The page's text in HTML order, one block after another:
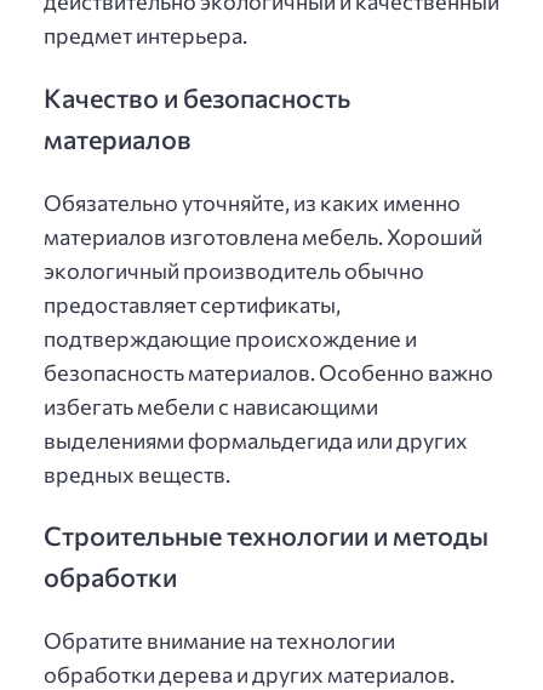
предмет интерьера.
Качество и безопасность
материалов
Обязательно уточняйте, из каких именно
материалов изготовлена мебель. Хороший
экологичный производитель обычно
предоставляет сертификаты,
подтверждающие происхождение и
безопасность материалов. Особенно важно
избегать мебели с нависающими
выделениями формальдегида или других
вредных веществ.
Строительные технологии и методы
обработки
Обратите внимание на технологии
обработки дерева и других материалов.